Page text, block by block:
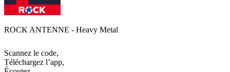
ROCK ANTENNE - Heavy Metal
Scannez le code,
Téléchargez l’app,